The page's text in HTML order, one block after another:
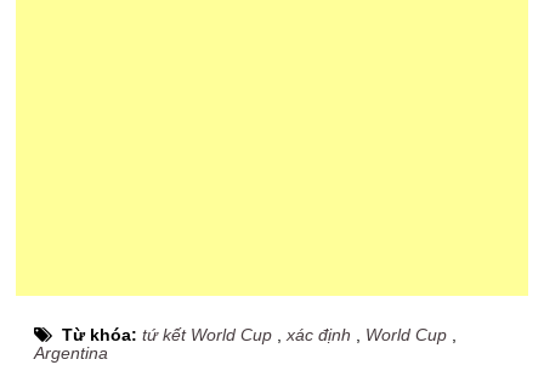
Từ khóa:tứ kết World Cup ,xác định World Cup
Argentina